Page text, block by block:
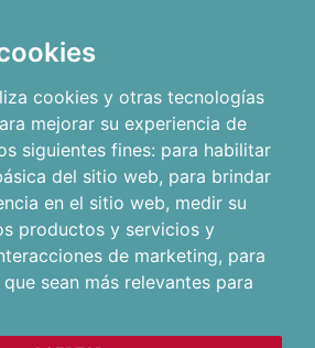
cookies y otras tecnologías
mejorar su experiencia de
siguientes fines: para habilitar
del sitio web, para brindar
en el sitio web, medir su
productos y servicios y
de marketing, para
sean más relevantes para